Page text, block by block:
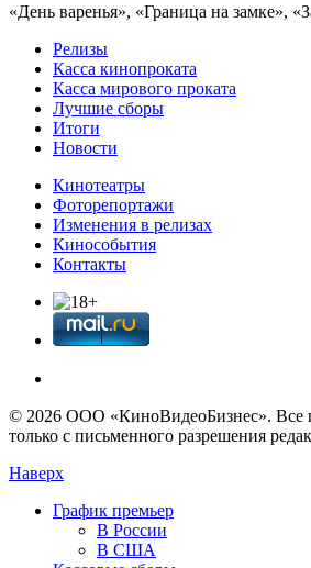
«День варенья», «Граница на замке»,
Релизы
Касса кинопроката
Касса мирового проката
Лучшие сборы
Итоги
Новости
Кинотеатры
Фоторепортажи
Изменения в релизах
Кинособытия
Контакты
© 2026 OOО «КиноВидеоБизнес». Все
только с письменного разрешения
Наверх
График премьер
В России
В США